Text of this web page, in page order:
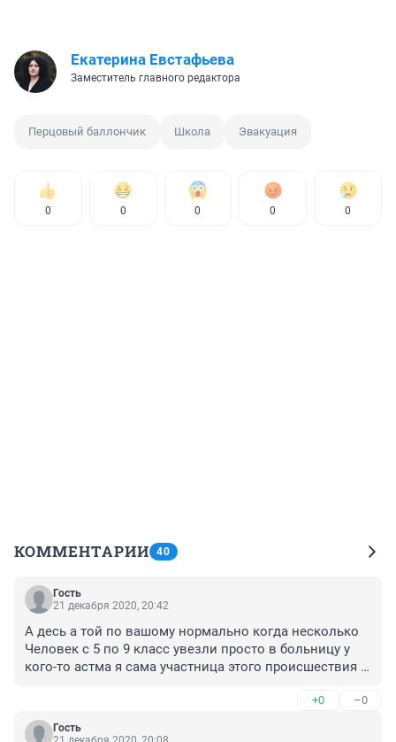
Екатерина Евстафьева
Заместитель главного редактора
Перцовый баллончик Школа Эвакуация
0 0 0 0 0
КОММЕНТАРИИ 40
Гость
21 декабря 2020, 20:42
А десь а той по вашому нормально когда несколько
Человек с 5 по 9 класс увезли просто в больницу у
кого-то астма я сама участница этого происшествия и
+0 –0
Гость